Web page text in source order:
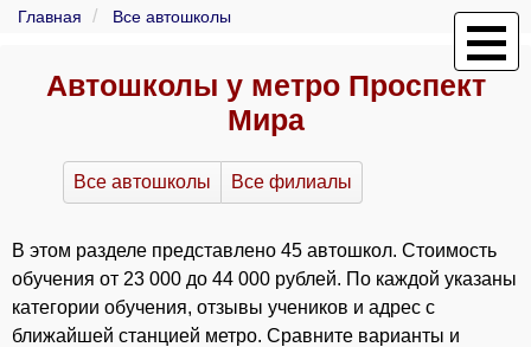
Главная Все автошколы
Автошколы у метро Проспект
Мира
Все автошколы Все филиалы
В этом разделе представлено 45 автошкол. Стоимость
обучения от 23 000 до 44 000 рублей. По каждой указаны
категории обучения, отзывы учеников и адрес с
ближайшей станцией метро. Сравните варианты и